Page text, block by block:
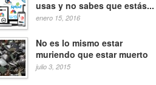
usas y no sabes que estás...
enero 15, 2016
No es lo mismo estar
muriendo que estar muerto
julio 3, 2015